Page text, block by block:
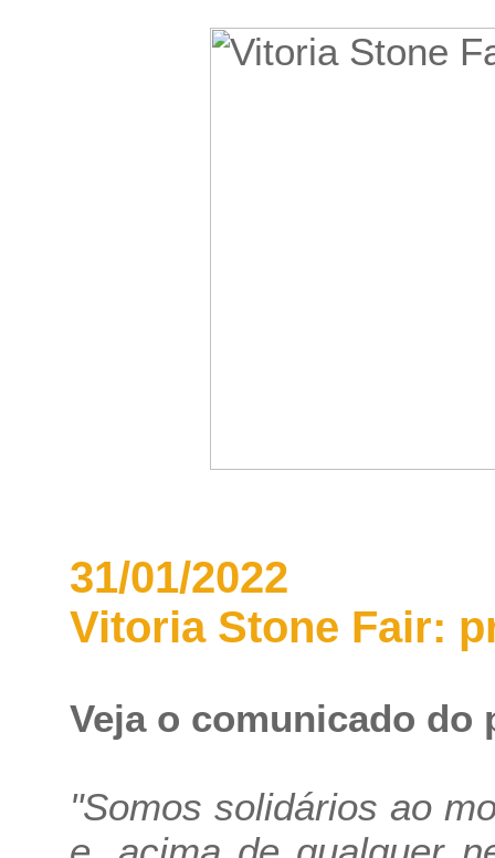
31/01/2022
Vitoria Stone Fair:
Veja o comunicado do
"Somos solidários ao